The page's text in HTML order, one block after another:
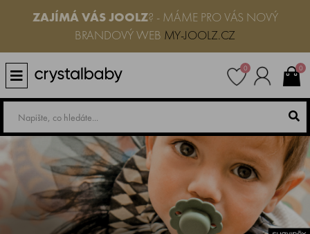
ZAJÍMÁ VÁS JOOLZ? - MÁME PRO VÁS NOVÝ
BRANDOVÝ WEB MY-JOOLZ.CZ
0 0